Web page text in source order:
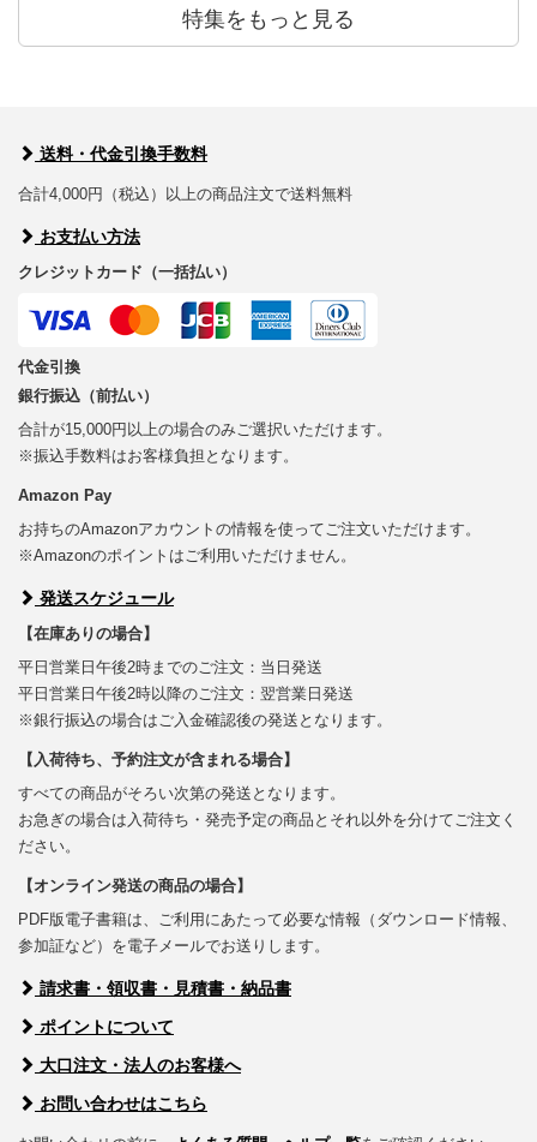
特集をもっと見る
送料・代金引換手数料
合計4,000円（税込）以上の商品注文で送料無料
お支払い方法
クレジットカード（一括払い）
代金引換
銀行振込（前払い）
合計が15,000円以上の場合のみご選択いただけます。
※振込手数料はお客様負担となります。
Amazon Pay
お持ちのAmazonアカウントの情報を使ってご注文いただけます。
※Amazonのポイントはご利用いただけません。
発送スケジュール
【在庫ありの場合】
平日営業日午後2時までのご注文：当日発送
平日営業日午後2時以降のご注文：翌営業日発送
※銀行振込の場合はご入金確認後の発送となります。
【入荷待ち、予約注文が含まれる場合】
すべての商品がそろい次第の発送となります。
お急ぎの場合は入荷待ち・発売予定の商品とそれ以外を分けてご注文く
ださい。
【オンライン発送の商品の場合】
PDF版電子書籍は、ご利用にあたって必要な情報（ダウンロード情報、
参加証など）を電子メールでお送りします。
請求書・領収書・見積書・納品書
ポイントについて
大口注文・法人のお客様へ
お問い合わせはこちら